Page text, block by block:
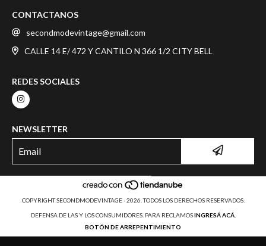
CONTACTANOS
secondmodevintage@gmail.com
CALLE 14 E/ 472 Y CANTILO N 366 1/2 CITY BELL
REDES SOCIALES
NEWSLETTER
COPYRIGHT SECONDMODEVINTAGE - 2026. TODOS LOS DERECHOS RESERVADOS.
DEFENSA DE LAS Y LOS CONSUMIDORES. PARA RECLAMOS INGRESÁ ACÁ.
BOTÓN DE ARREPENTIMIENTO